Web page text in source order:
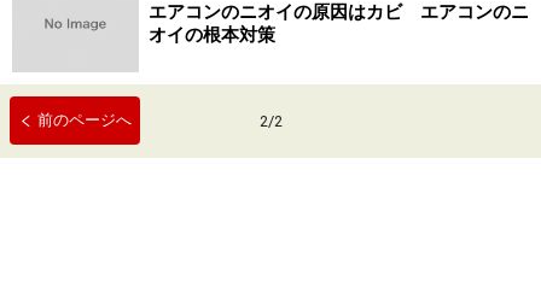
エアコンのニオイの原因はカビ エアコンのニ
オイの根本対策
前のページへ 2/2